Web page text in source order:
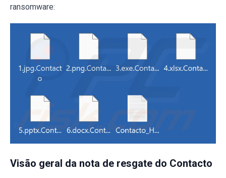
ransomware:
Visão geral da nota de resgate do Contacto